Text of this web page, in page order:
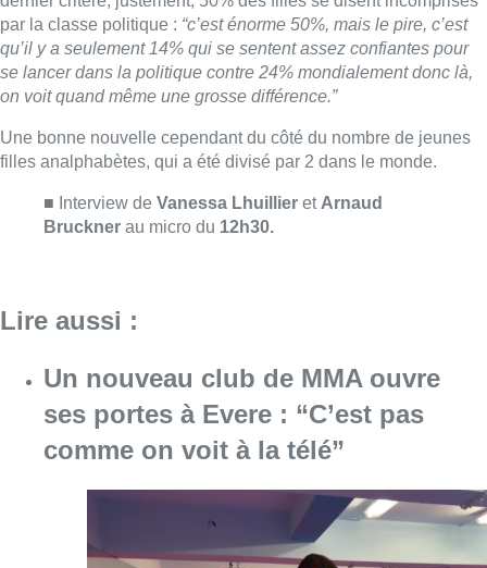
Lire aussi :
Un nouveau club de MMA ouvre
comme on voit à la télé”